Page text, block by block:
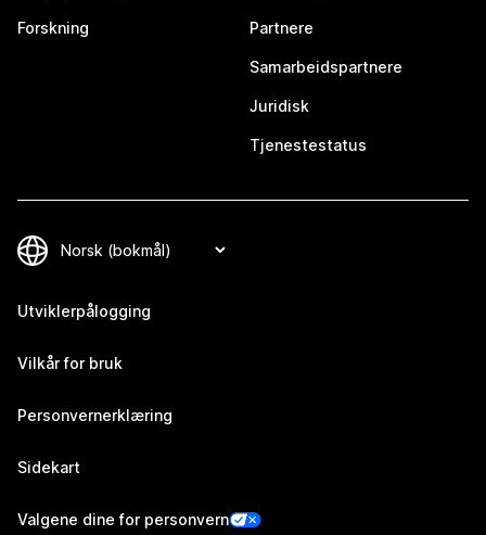
Forskning Partnere
Samarbeidspartnere
Juridisk
Tjenestestatus
Utviklerpålogging
Vilkår for bruk
Personvernerklæring
Sidekart
Valgene dine for personvern